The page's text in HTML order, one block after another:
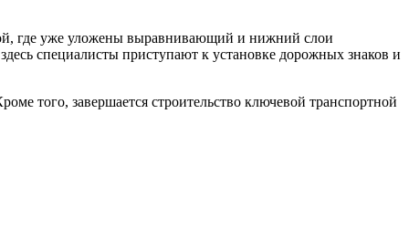
где уже уложены выравнивающий и нижний слои
специалисты приступают к установке дорожных знаков и
того, завершается строительство ключевой транспортной